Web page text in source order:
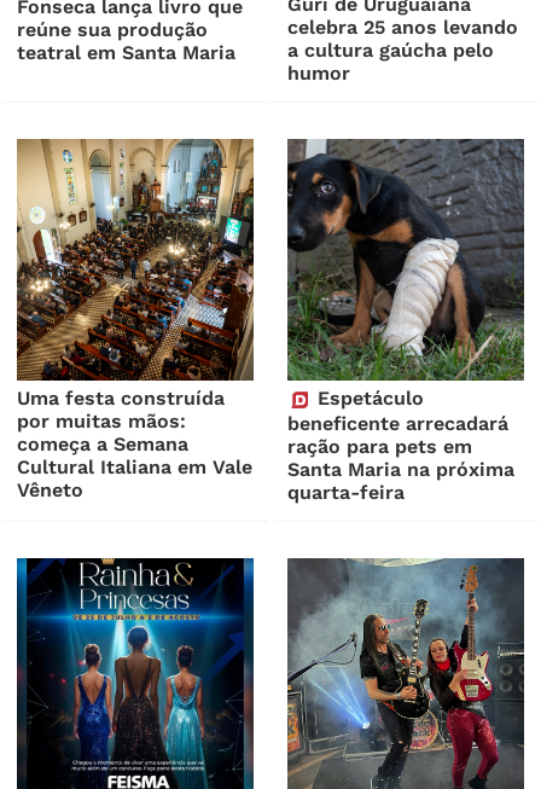
Fonseca lança livro que
reúne sua produção
teatral em Santa Maria
Guri de Uruguaiana
celebra 25 anos levando
a cultura gaúcha pelo
humor
Uma festa construída
por muitas mãos:
começa a Semana
Cultural Italiana em Vale
Vêneto
Espetáculo
beneficente arrecadará
ração para pets em
Santa Maria na próxima
quarta-feira